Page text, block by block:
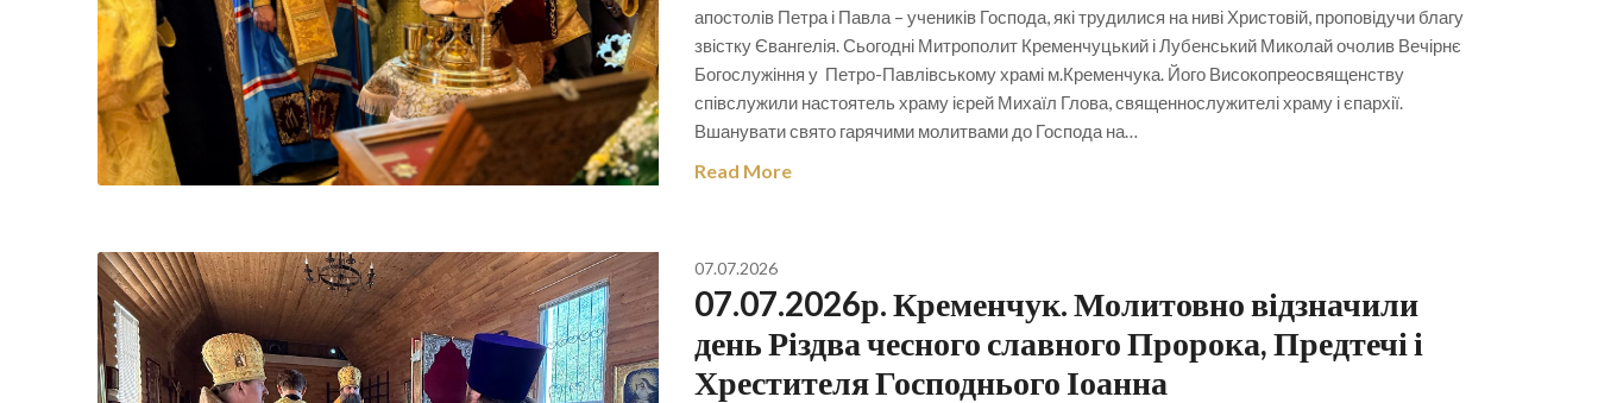
апостолів Петра і Павла – учеників Господа, які трудилися на ниві Христовій, проповідучи благу
звістку Євангелія. Сьогодні Митрополит Кременчуцький і Лубенський Миколай очолив Вечірнє
Богослужіння у Петро-Павлівському храмі м.Кременчука. Його Високопреосвященству
співслужили настоятель храму ієрей Михаїл Глова, священнослужителі храму і єпархії.
Вшанувати свято гарячими молитвами до Господа на…
Read More
07.07.2026
07.07.2026р. Кременчук. Молитовно відзначили
день Різдва чесного славного Пророка, Предтечі і
Хрестителя Господнього Іоанна